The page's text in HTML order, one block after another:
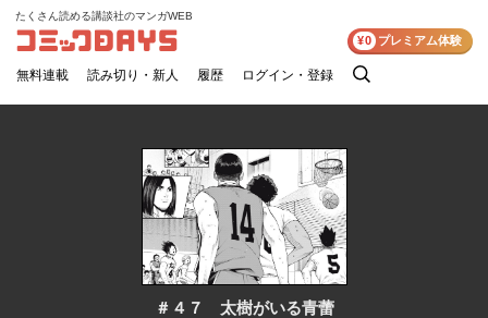
コミックDAYS
たくさん読める講談社のマンガWEB
無料連載 読み切り・新人 履歴 ログイン・登録
検
¥0 プレミアム体験
＃４７ 太樹がいる青蕾